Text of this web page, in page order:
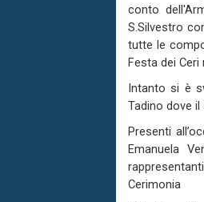
conto
S.Silvestro
tutte le
Festa dei
Intanto si è
Tadino dove
Presenti
Emanuela
Cerimonia